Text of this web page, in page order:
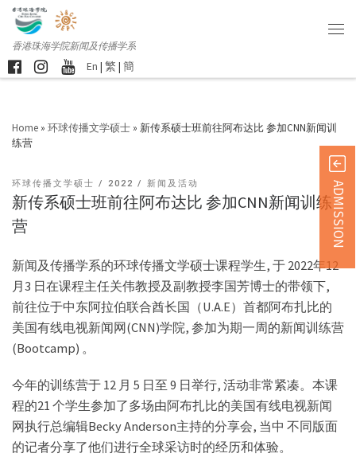
香港珠海学院新闻及传播学系
En | 繁 | 簡
Home » 环球传播文学硕士 » 新传系硕士班前往阿布达比 参加CNN新闻训
练营
环球传播文学硕士 2022 新闻及活动
新传系硕士班前往阿布达比 参加CNN新闻训练
营
新闻及传播学系的环球传播文学硕士课程学生, 于 2022年12
月3 日在课程主任关伟教授及副教授李国芳博士的带领下,
前往位于中东阿拉伯联合酋长国（U.A.E）首都阿布扎比的
美国有线电视新闻网(CNN)学院, 参加为期一周的新闻训练营
(Bootcamp) 。
今年的训练营于 12 月 5 日至 9 日举行, 活动非常紧凑。本课
程的21 个学生参加了多场由阿布扎比的美国有线电视新闻
网执行总编辑Becky Anderson主持的分享会, 当中 不同版面
的记者分享了他们进行全球采访时的经历和体验。
ADMISSION